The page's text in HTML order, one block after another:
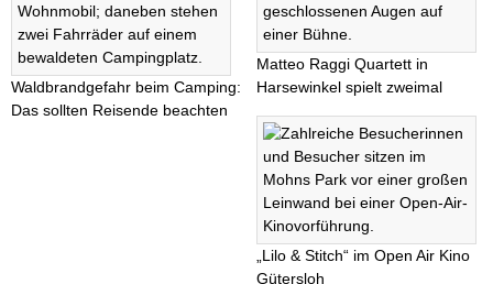
Waldbrandgefahr beim Camping:
Das sollten Reisende beachten
Matteo Raggi Quartett in
Harsewinkel spielt zweimal
„Lilo & Stitch“ im Open Air Kino
Gütersloh